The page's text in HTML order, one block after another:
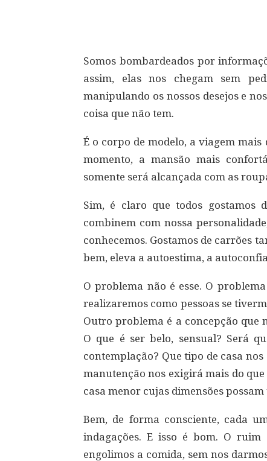
Somos bombardeados por
assim, elas nos chegam sem
manipulando os nossos desejos e
coisa que não tem.
É o corpo de modelo, a viagem
momento, a mansão mais
somente será alcançada com as
Sim, é claro que todos
combinem com nossa
conhecemos. Gostamos de carrões
bem, eleva a autoestima, a
O problema não é esse. O
realizaremos como pessoas se
Outro problema é a concepção que
O que é ser belo, sensual? Será
contemplação? Que tipo de casa
manutenção nos exigirá mais do
casa menor cujas dimensões
Bem, de forma consciente, cada
indagações. E isso é bom. O
engolimos a comida, sem nos